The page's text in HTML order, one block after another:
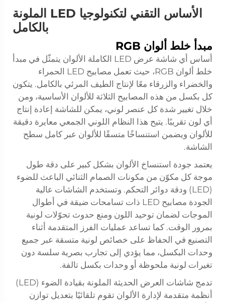
الأساس التقني لتكنولوجيا LED الملونة
بالكامل
مبدأ خلط ألوان RGB
أساس أي شاشة عرض LED الكاملة الألوان
يتمثّل في مبدأ
خلط ألوان RGB، حيث تعمل مصابيح LED الحمراء
والخضراء والزرقاء معًا لإنتاج الطيف المرئي بالكامل. يتكون
كل بكسل من هذه المصابيح الثلاثة للألوان الأساسية، ومن
خلال تغيير شدة كل عنصر لوني، يمكن للشاشة إعادة إنتاج
أي لون تقريبًا. يتيح هذا النظام اللوني الجمعي معايرة دقيقة
للألوان ويضمن استنساخًا متسقًا للألوان عبر كامل سطح
الشاشة.
يعتمد جودة استنساخ الألوان بشكل كبير على دقة طول
موجة كل مكوّن من مكونات الصمام الثنائي الباعث للضوء
(LED) ودقة دوائر التحكم. وتستخدم الشاشات عالية
الجودة مصابيح LED ذات تسامحات ضيقة في أطوال
الموجات لضمان توحيد اللون ومنع حدوث تحوّلات لونية
بمرور الوقت. كما تساعد عمليات الفرز المتقدمة أثناء
التصنيع في الحفاظ على خصائص لونية متسقة عبر جميع
وحدات البكسل، مما يؤدي إلى تجارب بصرية سلسة دون
تغيرات لونية ملحوظة أو وحدات بكسل تالفة.
تدمج شاشات العرض الحديثة الملونة بقيادة الضوء (LED)
أنظمة متقدمة لإدارة الألوان تقوم تلقائيًا بتعديل توازن